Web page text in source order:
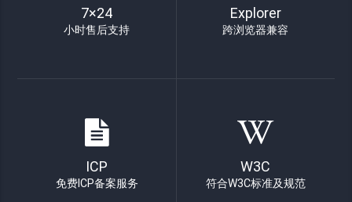
7×24
小时售后支持
Explorer
跨浏览器兼容
ICP
免费ICP备案服务
W3C
符合W3C标准及规范